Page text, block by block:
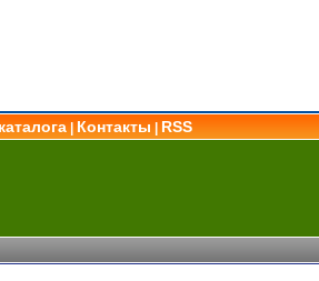
Контакты
RSS